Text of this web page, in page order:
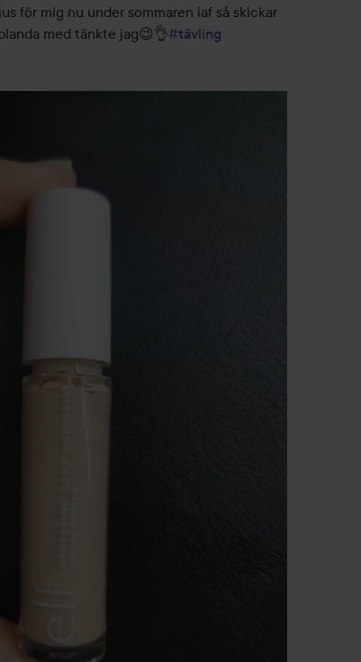
för mig nu under sommaren iaf så skickar
med tänkte jag😉👌#tävling